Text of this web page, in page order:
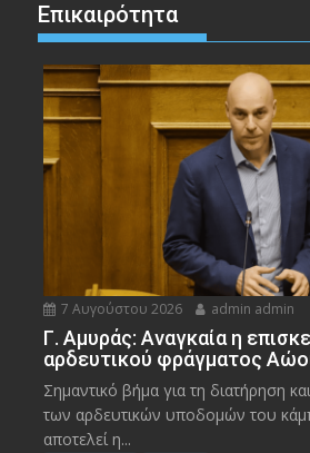
Επικαιρότητα
7 Αυγούστου 2026 admin admin
Γ. Αμυράς: Αναγκαία η
αρδευτικού φράγματος
Σημαντικό βήμα για τη διατήρηση
των αρδευτικών υποδομών του
αποτελεί η...